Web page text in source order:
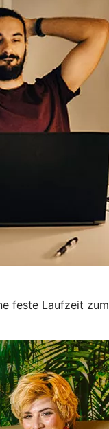
feste Laufzeit zum